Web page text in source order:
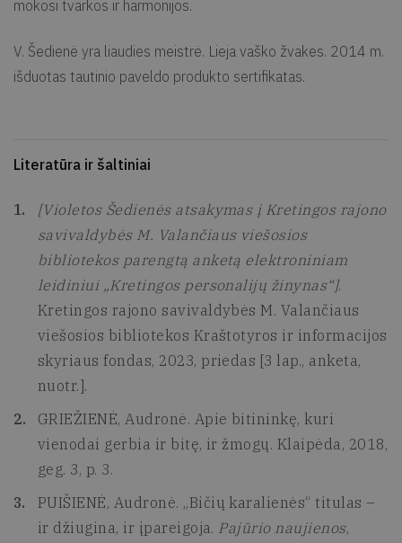
mokosi tvarkos ir harmonijos.
V. Šedienė yra liaudies meistrė. Lieja vaško žvakes. 2014 m.
išduotas tautinio paveldo produkto sertifikatas.
Literatūra ir šaltiniai
[Violetos Šedienės atsakymas į Kretingos rajono
savivaldybės M. Valančiaus viešosios
bibliotekos parengtą anketą elektroniniam
leidiniui „Kretingos personalijų žinynas“].
Kretingos rajono savivaldybės M. Valančiaus
viešosios bibliotekos Kraštotyros ir informacijos
skyriaus fondas, 2023, priedas [3 lap., anketa,
nuotr.].
GRIEŽIENĖ, Audronė. Apie bitininkę, kuri
vienodai gerbia ir bitę, ir žmogų. Klaipėda, 2018,
geg. 3, p. 3.
PUIŠIENĖ, Audronė. „Bičių karalienės“ titulas –
ir džiugina, ir įpareigoja. Pajūrio naujienos,